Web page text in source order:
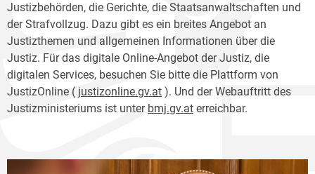
Justizbehörden, die Gerichte, die Staatsanwaltschaften und
der Strafvollzug. Dazu gibt es ein breites Angebot an
Justizthemen und allgemeinen Informationen über die
Justiz. Für das digitale Online-Angebot der Justiz, die
digitalen Services, besuchen Sie bitte die Plattform von
JustizOnline ( justizonline.gv.at ). Und der Webauftritt des
Justizministeriums ist unter bmj.gv.at erreichbar.